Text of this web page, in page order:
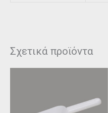
Σχετικά προϊόντα